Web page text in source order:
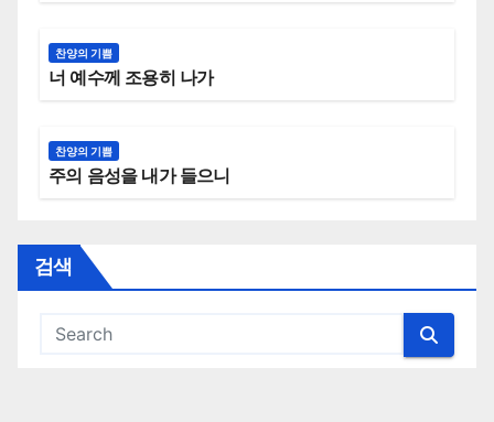
찬양의 기쁨
너 예수께 조용히 나가
찬양의 기쁨
주의 음성을 내가 들으니
검색